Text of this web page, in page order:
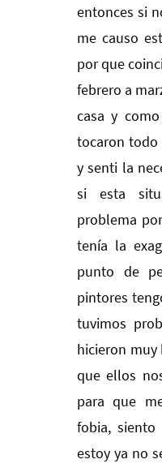
entonces si
me causo
por que
febrero a
casa y
tocaron todo
y senti la
si esta
problema
tenía la
punto de
pintores
tuvimos
hicieron muy
que ellos
para que
fobia,
estoy ya no